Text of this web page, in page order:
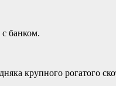
банком.
крупного рогатого